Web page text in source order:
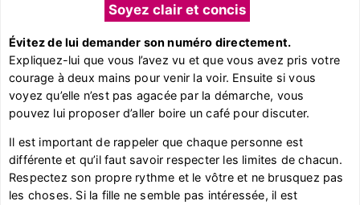
Soyez clair et concis
Évitez de lui demander son numéro directement.
Expliquez-lui que vous l’avez vu et que vous avez pris votre
courage à deux mains pour venir la voir. Ensuite si vous
voyez qu’elle n’est pas agacée par la démarche, vous
pouvez lui proposer d’aller boire un café pour discuter.
Il est important de rappeler que chaque personne est
différente et qu’il faut savoir respecter les limites de chacun.
Respectez son propre rythme et le vôtre et ne brusquez pas
les choses. Si la fille ne semble pas intéressée, il est